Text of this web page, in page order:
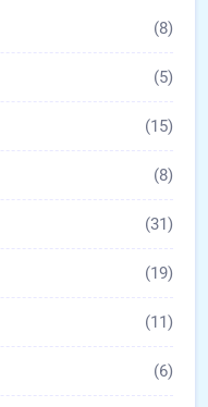
(8)
(5)
(15)
(8)
(31)
(19)
(11)
(6)